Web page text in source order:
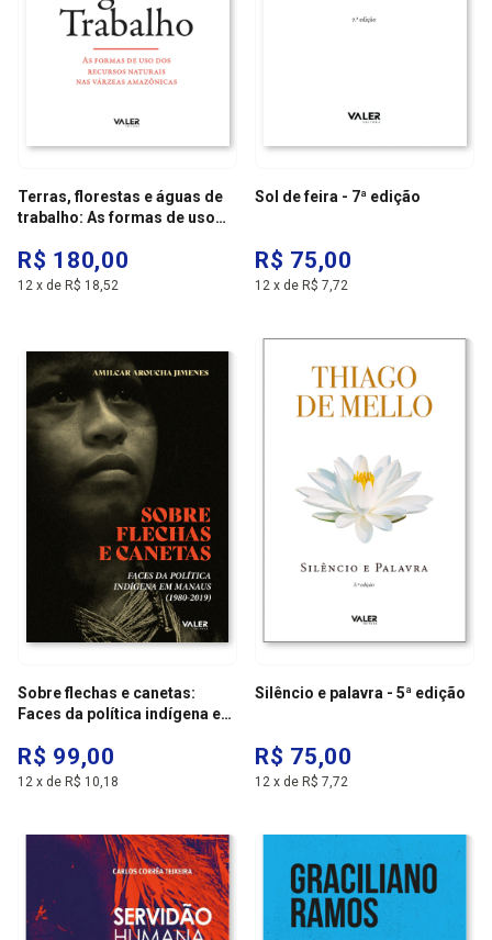
Terras, florestas e águas de
trabalho: As formas de uso
várzeas amazônicas
R$ 180,00
12 x de R$ 18,52
Sol de feira - 7ª edição
R$ 75,00
12 x de R$ 7,72
Sobre flechas e canetas:
Faces da política indígena em
R$ 99,00
12 x de R$ 10,18
Silêncio e palavra - 5ª edição
R$ 75,00
12 x de R$ 7,72